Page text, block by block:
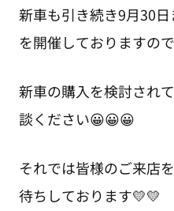
新車も引き続き9月30
を開催しておりますので
新車の購入を検討され
談ください😀😀😀
それでは皆様のご来店
待ちしております💛💛